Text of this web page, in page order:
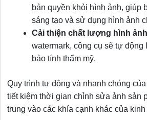
bản quyền khỏi hình ảnh, giúp
sáng tạo và sử dụng hình ảnh
Cải thiện chất lượng hình
watermark, công cụ sẽ tự động
bảo tính thẩm mỹ.
Quy trình tự động và nhanh chóng
tiết kiệm thời gian chỉnh sửa ảnh sản
trung vào các khía cạnh khác của kinh